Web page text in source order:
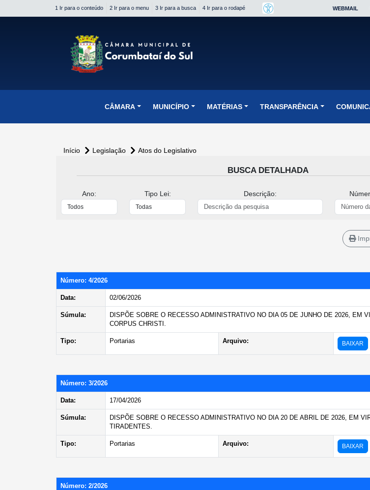
1 Ir para o conteúdo 2 Ir para o menu 3 Ir para a busca 4 Ir para o rodapé WEBMAIL
CÂMARA
MUNICÍPIO MATÉRIAS TRANSPARÊNCIA
Início Legislação Atos do Legislativo
BUSCA DETALHADA
Ano: Tipo Lei: Descrição:
Número: 4/2026
Data: 02/06/2026
Súmula:
DISPÕE SOBRE O RECESSO ADMINISTRATIVO NO DIA 05 DE JUNHO DE 2026, EM
CORPUS CHRISTI.
Tipo: Portarias Arquivo: BAIXAR
Número: 3/2026
Data: 17/04/2026
Súmula:
DISPÕE SOBRE O RECESSO ADMINISTRATIVO NO DIA 20 DE ABRIL DE 2026, EM
TIRADENTES.
Tipo: Portarias Arquivo: BAIXAR
Número: 2/2026